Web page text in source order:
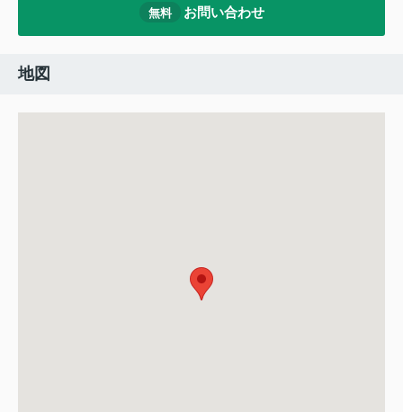
無料 お問い合わせ
地図